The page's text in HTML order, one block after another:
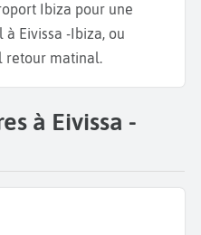
Ibiza pour une
Eivissa -Ibiza, ou
retour matinal.
à Eivissa -